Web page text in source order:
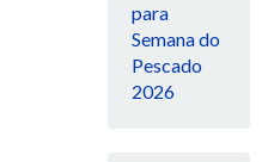
para
Semana do
Pescado
2026